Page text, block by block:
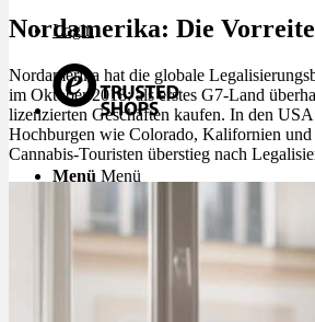
Login
Menü Menü
Nordamerika: Die
Nordamerika hat die globale
im Oktober 2018: als erstes G7-Land
lizenzierten Geschäften kaufen. In den
Hochburgen wie Colorado, Kalifornien
Cannabis-Touristen überstieg nach